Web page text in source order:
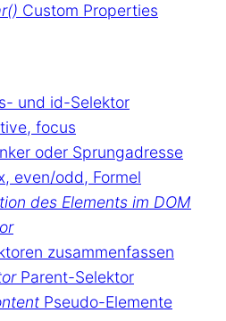
Custom Properties
und id-Selektor
focus
oder Sprungadresse
even/odd, Formel
des Elements im DOM
zusammenfassen
Parent-Selektor
Pseudo-Elemente